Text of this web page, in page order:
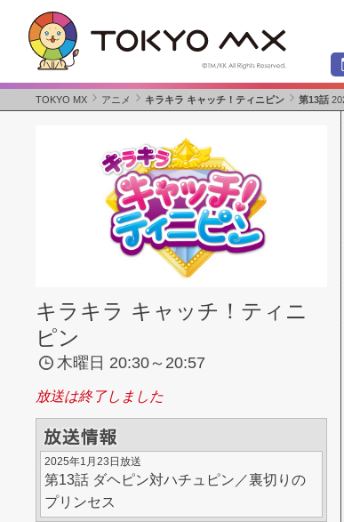
TOKYO MX アニメ キラキラ キャッチ！ティニピン 第13話
キラキラ キャッチ！ティニ
ピン
木曜日 20:30～20:57
放送は終了しました
2025年1月23日放送
第13話 ダヘピン対ハチュピン／裏切りの
プリンセス